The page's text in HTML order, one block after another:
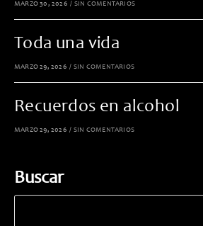
MARZO 30, 2026 / SIN COMENTARIOS
Toda una vida
MARZO 29, 2026 / SIN COMENTARIOS
Recuerdos en alcohol
MARZO 29, 2026 / SIN COMENTARIOS
Buscar